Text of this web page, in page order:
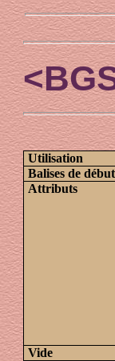
Utilisation
Balises de
Attributs
Vide